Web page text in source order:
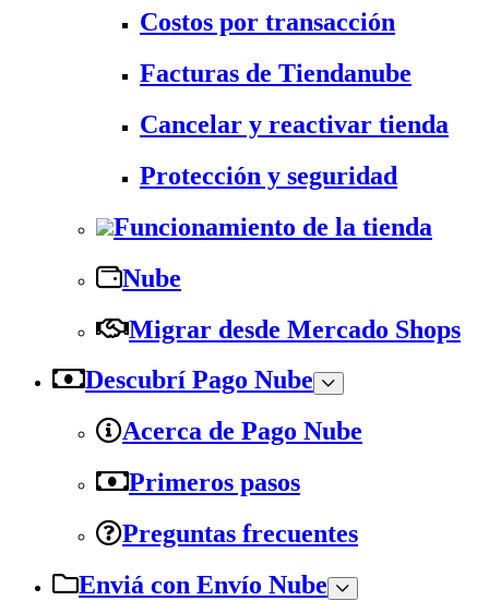
Costos por transacción
Facturas de Tiendanube
Cancelar y reactivar tienda
Protección y seguridad
Funcionamiento de la tienda
Nube
Migrar desde Mercado Shops
Descubrí Pago Nube
Acerca de Pago Nube
Primeros pasos
Preguntas frecuentes
Enviá con Envío Nube